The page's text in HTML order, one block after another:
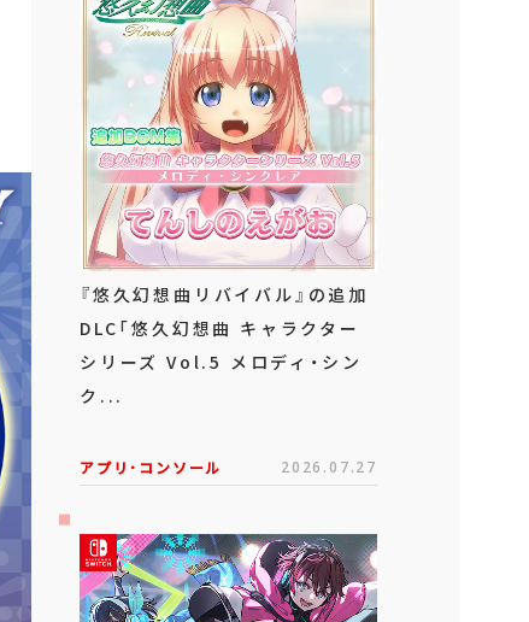
『悠久幻想曲リバイバル』の追加
DLC「悠久幻想曲 キャラクター
シリーズ Vol.5 メロディ・シン
ク...
アプリ･コンソール 2026.07.27